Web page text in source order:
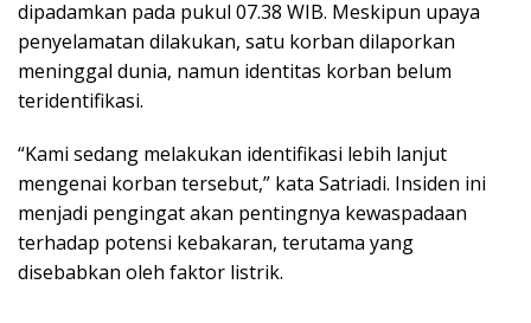
dipadamkan pada pukul 07.38 WIB. Meskipun upaya
penyelamatan dilakukan, satu korban dilaporkan
meninggal dunia, namun identitas korban belum
teridentifikasi.
“Kami sedang melakukan identifikasi lebih lanjut
mengenai korban tersebut,” kata Satriadi. Insiden ini
menjadi pengingat akan pentingnya kewaspadaan
terhadap potensi kebakaran, terutama yang
disebabkan oleh faktor listrik.